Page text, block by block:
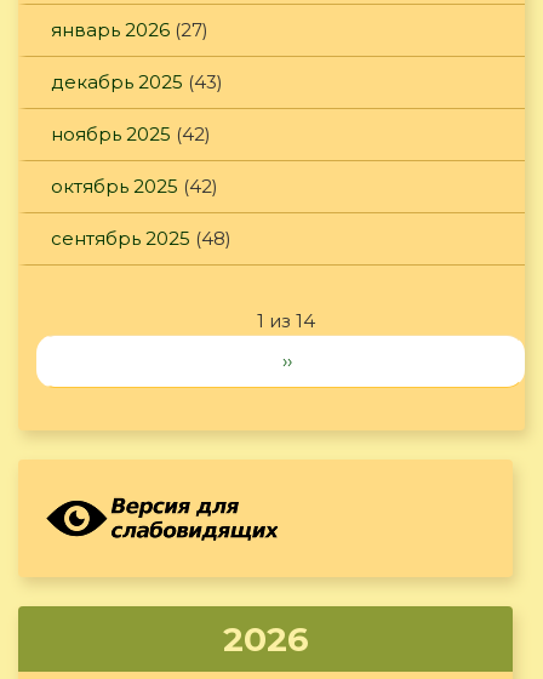
январь 2026 (27)
декабрь 2025 (43)
ноябрь 2025 (42)
октябрь 2025 (42)
сентябрь 2025 (48)
1 из 14
››
2026